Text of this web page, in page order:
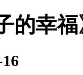
的幸